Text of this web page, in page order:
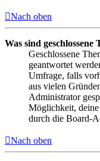
Nach oben
Was sind geschlossene
Geschlossene
geantwortet
Umfrage, falls
aus vielen
Administrator
Möglichkeit, deine
durch die Board-
Nach oben